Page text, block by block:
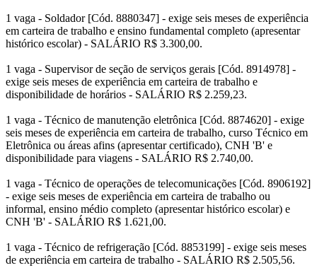
1 vaga - Soldador [Cód. 8880347] - exige seis meses de experiência
em carteira de trabalho e ensino fundamental completo (apresentar
histórico escolar) - SALÁRIO R$ 3.300,00.
1 vaga - Supervisor de seção de serviços gerais [Cód. 8914978] -
exige seis meses de experiência em carteira de trabalho e
disponibilidade de horários - SALÁRIO R$ 2.259,23.
1 vaga - Técnico de manutenção eletrônica [Cód. 8874620] - exige
seis meses de experiência em carteira de trabalho, curso Técnico em
Eletrônica ou áreas afins (apresentar certificado), CNH 'B' e
disponibilidade para viagens - SALÁRIO R$ 2.740,00.
1 vaga - Técnico de operações de telecomunicações [Cód. 8906192]
- exige seis meses de experiência em carteira de trabalho ou
informal, ensino médio completo (apresentar histórico escolar) e
CNH 'B' - SALÁRIO R$ 1.621,00.
1 vaga - Técnico de refrigeração [Cód. 8853199] - exige seis meses
de experiência em carteira de trabalho - SALÁRIO R$ 2.505,56.